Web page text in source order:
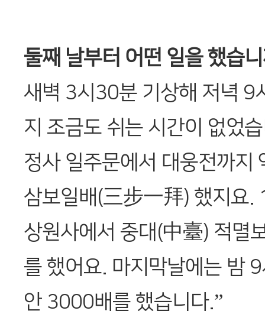
둘째 날부터 어떤 일을 했습
새벽 3시30분 기상해 저녁 9
지 조금도 쉬는 시간이 없었
정사 일주문에서 대웅전까지
삼보일배(三步一拜) 했지요.
상원사에서 중대(中臺) 적멸
를 했어요. 마지막날에는 밤
안 3000배를 했습니다.”